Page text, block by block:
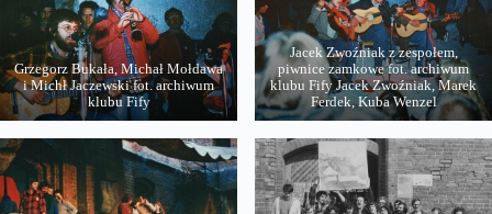
Grzegorz Bukała, Michał Mołdawa
i Michł Jaczewski fot. archiwum
klubu Fify
Jacek Zwoźniak z zespołem,
piwnice zamkowe fot. archiwum
klubu Fify Jacek Zwoźniak, Marek
Ferdek, Kuba Wenzel